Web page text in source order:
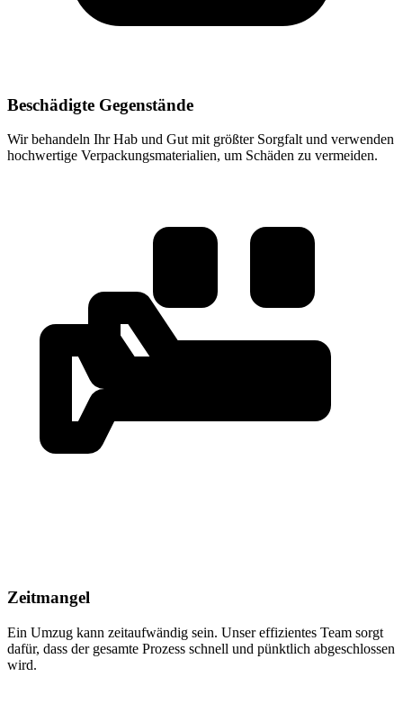
Beschädigte Gegenstände
Wir behandeln Ihr Hab und Gut mit größter Sorgfalt und verwenden
hochwertige Verpackungsmaterialien, um Schäden zu vermeiden.
Zeitmangel
Ein Umzug kann zeitaufwändig sein. Unser effizientes Team sorgt
dafür, dass der gesamte Prozess schnell und pünktlich abgeschlossen
wird.